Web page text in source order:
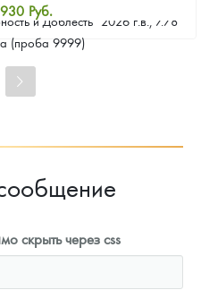
и Доблесть" 2026 г.в., 7.78
(проба 9999)
Руб.
цена
выкупа
скрыть через css